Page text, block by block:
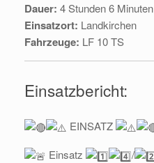
Dauer: 4 Stunden 6 Minuten
Einsatzort: Landkirchen
Fahrzeuge: LF 10 TS
Einsatzbericht:
EINSATZ
Einsatz
/